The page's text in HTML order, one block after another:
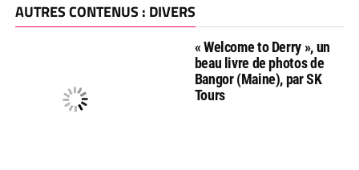
AUTRES CONTENUS : DIVERS
« Welcome to Derry », un
beau livre de photos de
Bangor (Maine), par SK
Tours